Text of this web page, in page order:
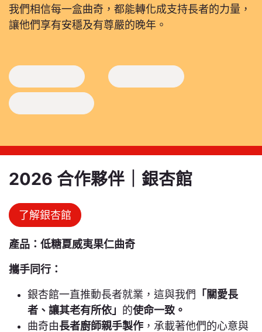
我們相信每一盒曲奇，都能轉化成支持長者的力量，
讓他們享有安穩及有尊嚴的晚年。
2026 合作夥伴｜銀杏館
了解銀杏館
產品：低糖夏威夷果仁曲奇
攜手同行：
銀杏館一直推動長者就業，這與我們 「關愛長
者、讓其老有所依」 的使命一致。
曲奇由長者廚師親手製作 ，承載著他們的心意與